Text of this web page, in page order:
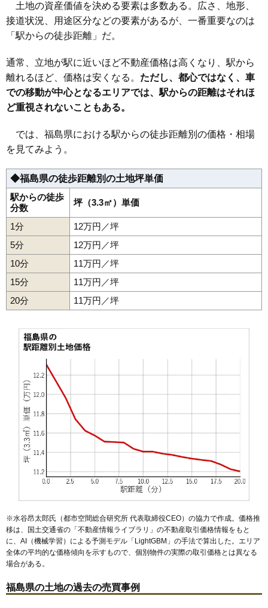
19 双葉町 5.5万円 759万円 -7.9%
20 石川町 5.3万円 497万円 0.8%
21 大玉村
22 猪苗代町 5.1万円 518万円 -0.8%
23 会津美里町 5.0万円 517万円 -4.5%
24 富岡町 4.7万円 626万円 -6.9%
25 田村市 4.7万円
26 広野町 4.6万円 606万円 -4.2%
27
29 南会津町 4.2万円
30 小野町 4.1万円
31 浅川町 4.0万円 406万円 -13.5%
32
33 泉崎村
34 塙町
35 矢祭町
36 西会津町
38
41 大熊町
42 湯川村
43 柳津町
44 1.6万円
45 136万円
会津坂下町 1.5万円 147万円 -33.7%
1.4万円
金山町 1.1万円 105万円 -20.0%
50 北塩原村 1.1万円 189万円 -26.9%
51
53 川内村 0.9万円 138万円 -21.8%
土地の資産価値を決める要素は多数ある。広さ、地形、
接道状況、用途区分などの要素があるが、一番重要なのは
「駅からの徒歩距離」だ。
通常、立地が駅に近いほど不動産価格は高くなり、駅から
離れるほど、価格は安くなる。 ただし、都心ではなく、車
での移動が中心となるエリアでは、駅からの距離はそれほ
ど重視されないこともある。
では、福島県における駅からの徒歩距離別の価格・相場
を見てみよう。
◆福島県の徒歩距離別の土地坪単価
駅からの徒歩
分数
坪（3.3㎡）単価
1分
12万円／坪
5分
12万円／坪
10分
11万円／坪
15分
11万円／坪
20分
11万円／坪
※水谷昂太郎氏（都市空間総合研究所 代表取締役CEO）の協力で作成。価格推
移は、国土交通省の「不動産情報ライブラリ 」の不動産取引価格情報をもと
に、AI（機械学習）による予測モデル「LightGBM」の手法で算出した。エリア
全体の平均的な価格傾向を示すもので、個別物件の実際の取引価格とは異なる
場合がある。
福島県の土地の過去の売買事例